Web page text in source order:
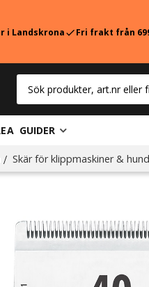
i LandskronacheckFri frakt från
GUIDER
Skär för klippmaskiner &